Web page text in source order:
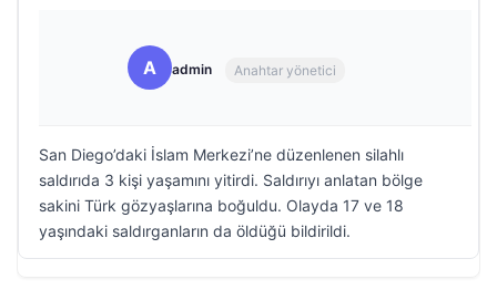
A admin Anahtar yönetici
San Diego’daki İslam Merkezi’ne düzenlenen silahlı
saldırıda 3 kişi yaşamını yitirdi. Saldırıyı anlatan bölge
sakini Türk gözyaşlarına boğuldu. Olayda 17 ve 18
yaşındaki saldırganların da öldüğü bildirildi.